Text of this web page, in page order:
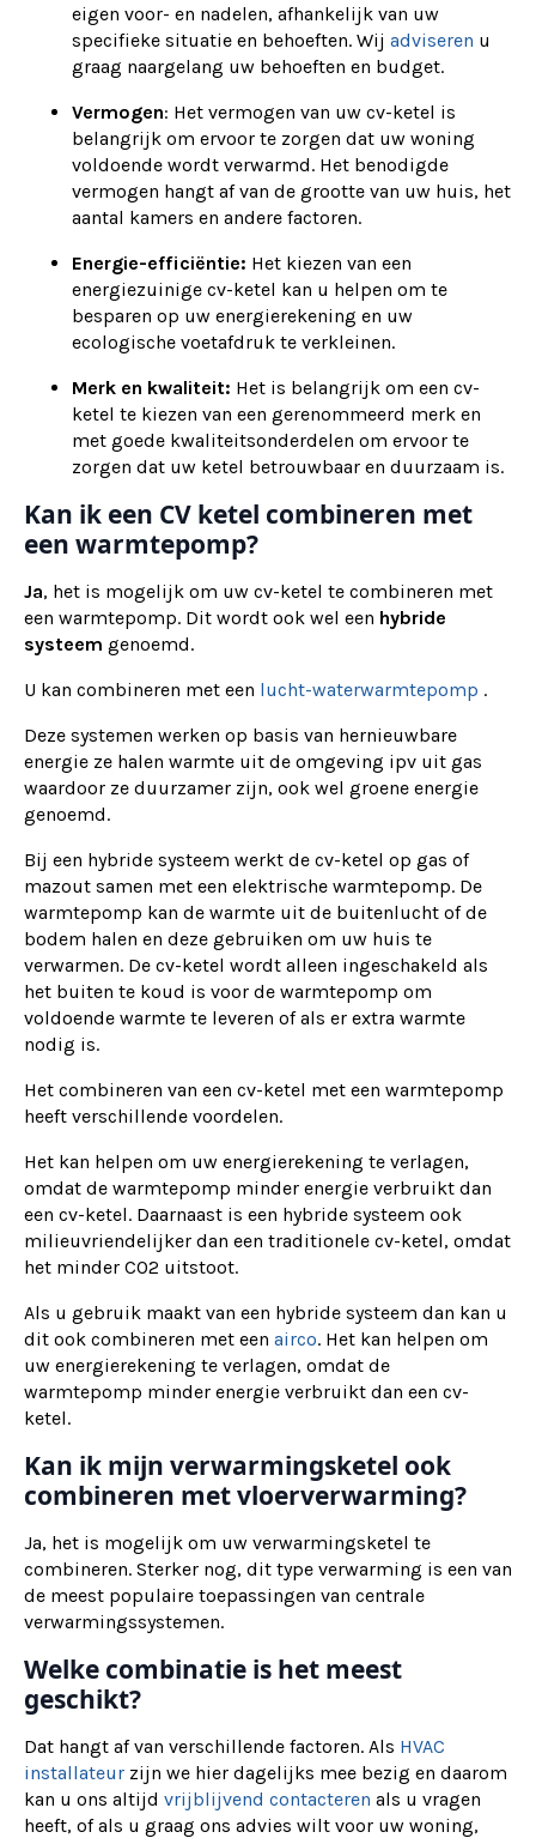
eigen voor- en nadelen, afhankelijk van uw
specifieke situatie en behoeften. Wij adviseren u
graag naargelang uw behoeften en budget.
Vermogen: Het vermogen van uw cv-ketel is
belangrijk om ervoor te zorgen dat uw woning
voldoende wordt verwarmd. Het benodigde
vermogen hangt af van de grootte van uw huis, het
aantal kamers en andere factoren.
Energie-efficiëntie: Het kiezen van een
energiezuinige cv-ketel kan u helpen om te
besparen op uw energierekening en uw
ecologische voetafdruk te verkleinen.
Merk en kwaliteit: Het is belangrijk om een cv-
ketel te kiezen van een gerenommeerd merk en
met goede kwaliteitsonderdelen om ervoor te
zorgen dat uw ketel betrouwbaar en duurzaam is.
Kan ik een CV ketel combineren met
een warmtepomp?
Ja, het is mogelijk om uw cv-ketel te combineren met
een warmtepomp. Dit wordt ook wel een hybride
systeem genoemd.
U kan combineren met een lucht-waterwarmtepomp .
Deze systemen werken op basis van hernieuwbare
energie ze halen warmte uit de omgeving ipv uit gas
waardoor ze duurzamer zijn, ook wel groene energie
genoemd.
Bij een hybride systeem werkt de cv-ketel op gas of
mazout samen met een elektrische warmtepomp. De
warmtepomp kan de warmte uit de buitenlucht of de
bodem halen en deze gebruiken om uw huis te
verwarmen. De cv-ketel wordt alleen ingeschakeld als
het buiten te koud is voor de warmtepomp om
voldoende warmte te leveren of als er extra warmte
nodig is.
Het combineren van een cv-ketel met een warmtepomp
heeft verschillende voordelen.
Het kan helpen om uw energierekening te verlagen,
omdat de warmtepomp minder energie verbruikt dan
een cv-ketel. Daarnaast is een hybride systeem ook
milieuvriendelijker dan een traditionele cv-ketel, omdat
het minder CO2 uitstoot.
Als u gebruik maakt van een hybride systeem dan kan u
dit ook combineren met een airco. Het kan helpen om
uw energierekening te verlagen, omdat de
warmtepomp minder energie verbruikt dan een cv-
ketel.
Kan ik mijn verwarmingsketel ook
combineren met vloerverwarming?
Ja, het is mogelijk om uw verwarmingsketel te
combineren. Sterker nog, dit type verwarming is een van
de meest populaire toepassingen van centrale
verwarmingssystemen.
Welke combinatie is het meest
geschikt?
Dat hangt af van verschillende factoren. Als HVAC
installateur zijn we hier dagelijks mee bezig en daarom
kan u ons altijd vrijblijvend contacteren als u vragen
heeft, of als u graag ons advies wilt voor uw woning,